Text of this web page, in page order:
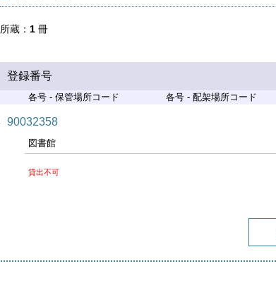
所蔵 1 冊
登録番号
各号 - 保管場所コード 各号 - 配架場所コード
90032358
図書館
貸出不可